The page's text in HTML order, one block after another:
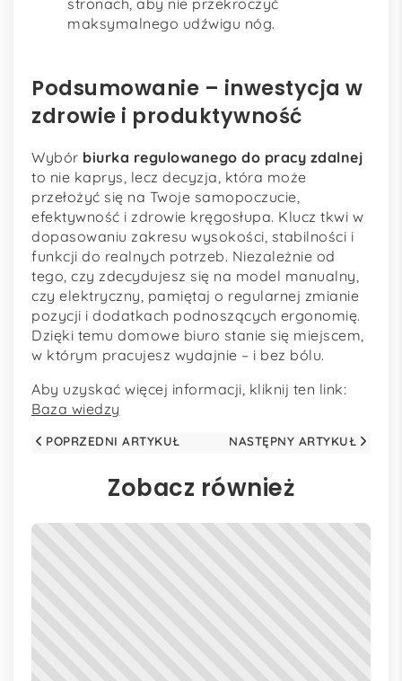
stronach, aby nie przekroczyć
maksymalnego udźwigu nóg.
Podsumowanie – inwestycja w
zdrowie i produktywność
Wybór biurka regulowanego do pracy zdalnej
to nie kaprys, lecz decyzja, która może
przełożyć się na Twoje samopoczucie,
efektywność i zdrowie kręgosłupa. Klucz tkwi w
dopasowaniu zakresu wysokości, stabilności i
funkcji do realnych potrzeb. Niezależnie od
tego, czy zdecydujesz się na model manualny,
czy elektryczny, pamiętaj o regularnej zmianie
pozycji i dodatkach podnoszących ergonomię.
Dzięki temu domowe biuro stanie się miejscem,
w którym pracujesz wydajnie – i bez bólu.
Aby uzyskać więcej informacji, kliknij ten link:
Baza wiedzy
POPRZEDNI ARTYKUŁ NASTĘPNY ARTYKUŁ
Zobacz również